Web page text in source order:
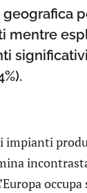
mentre
impianti